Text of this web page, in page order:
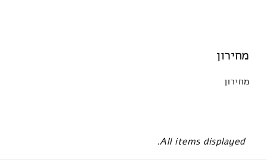
מחירון
מחירון
All items displayed.